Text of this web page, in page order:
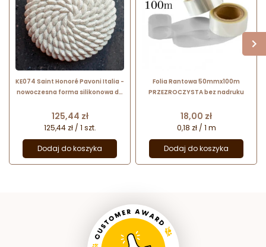
KE074 Saint Honoré Pavoni Italia -
nowoczesna forma silikonowa do
mm / poj. 1000 ml
Cena
125,44 zł
125,44 zł / 1 szt.
Dodaj do koszyka
Folia Rantowa 50mmx100m
PRZEZROCZYSTA bez nadruku
Cena
18,00 zł
0,18 zł / 1 m
Dodaj do koszyka